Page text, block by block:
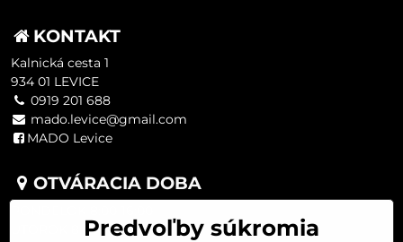
KONTAKT
Kalnická cesta 1
934 01 LEVICE
0919 201 688
mado.levice@gmail.com
MADO Levice
OTVÁRACIA DOBA
UTOROK 8:00-16:00Predvoľby súkromia